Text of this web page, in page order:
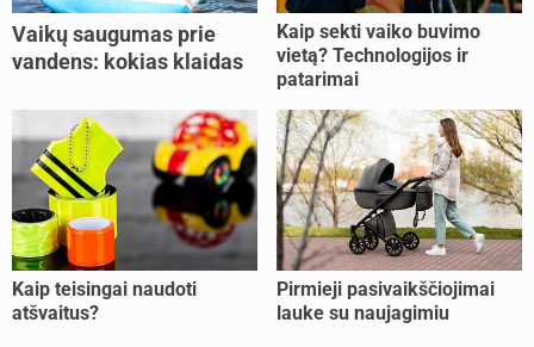
Vaikų saugumas prie
vandens: kokias klaidas
Kaip sekti vaiko buvimo
vietą? Technologijos ir
patarimai
Kaip teisingai naudoti
atšvaitus?
Pirmieji pasivaikščiojimai
lauke su naujagimiu